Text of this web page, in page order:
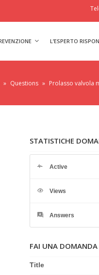
L’ESPERTO
» Questions » Prolasso valvola
STATISTICHE
Active
Views
Answers
FAI UNA DOMANDA
Title